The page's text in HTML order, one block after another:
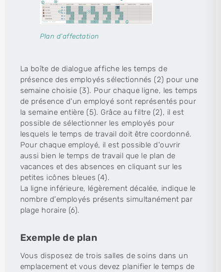
Plan d'affectation
La boîte de dialogue affiche les temps de
présence des employés sélectionnés (2) pour une
semaine choisie (3). Pour chaque ligne, les temps
de présence d'un employé sont représentés pour
la semaine entière (5). Grâce au filtre (2), il est
possible de sélectionner les employés pour
lesquels le temps de travail doit être coordonné.
Pour chaque employé, il est possible d'ouvrir
aussi bien le temps de travail que le plan de
vacances et des absences en cliquant sur les
petites icônes bleues (4).
La ligne inférieure, légèrement décalée, indique le
nombre d'employés présents simultanément par
plage horaire (6).
Exemple de plan
Vous disposez de trois salles de soins dans un
emplacement et vous devez planifier le temps de